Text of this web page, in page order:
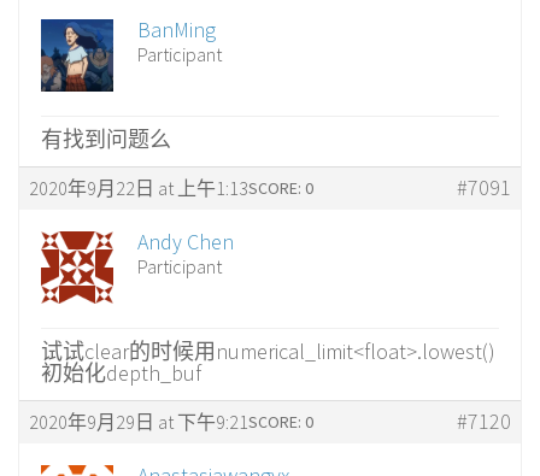
BanMing
Participant
有找到问题么
2020年9月22日 at 上午1:13 #7091
SCORE: 0
Andy Chen
Participant
试试clear的时候用numerical_limit<float>.lowest()
初始化depth_buf
2020年9月29日 at 下午9:21 #7120
SCORE: 0